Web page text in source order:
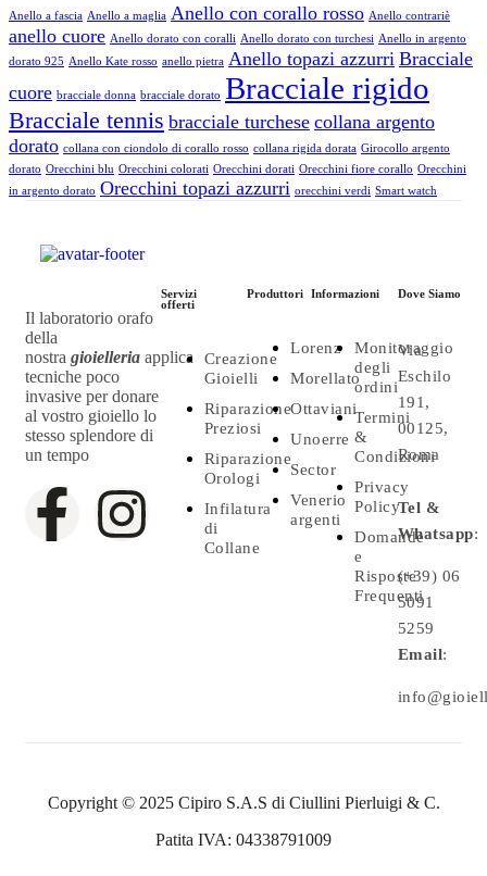
Anello a fascia Anello a maglia Anello con corallo rosso Anello contrariè
anello cuore Anello dorato con coralli Anello dorato con turchesi Anello in argento
dorato 925 Anello Kate rosso anello pietra Anello topazi azzurri Bracciale
cuore bracciale donna bracciale dorato Bracciale rigido
Bracciale tennis bracciale turchese collana argento
dorato collana con ciondolo di corallo rosso collana rigida dorata Girocollo argento
dorato Orecchini blu Orecchini colorati Orecchini dorati Orecchini fiore corallo Orecchini
in argento dorato Orecchini topazi azzurri orecchini verdi Smart watch
Il laboratorio orafo
della
nostra gioielleria applica
tecniche poco
invasive per donare
al vostro gioiello lo
stesso splendore di
un tempo
Servizi
offerti
Creazione
Gioielli
Riparazione
Preziosi
Riparazione
Orologi
Infilatura
di
Collane
Produttori
Lorenz
Morellato
Ottaviani
Unoerre
Sector
Venerio
argenti
Informazioni
Monitoraggio
degli
ordini
Termini
&
Condizioni
Privacy
Policy
Domande
e
Risposte
Frequenti
Dove Siamo
Via
Eschilo
191,
00125,
Roma
Tel &
Whatsapp:
(+39) 06
5091
5259
Email:
Copyright © 2025 Cipiro S.A.S di Ciullini Pierluigi & C.
Patita IVA: 04338791009